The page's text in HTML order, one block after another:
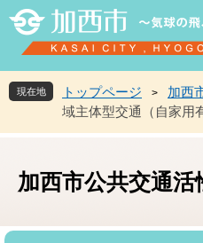
先
頭
を
飛
現在地 トップページ > 加西
域主体型交通（自家用
加西市公共交通活
本